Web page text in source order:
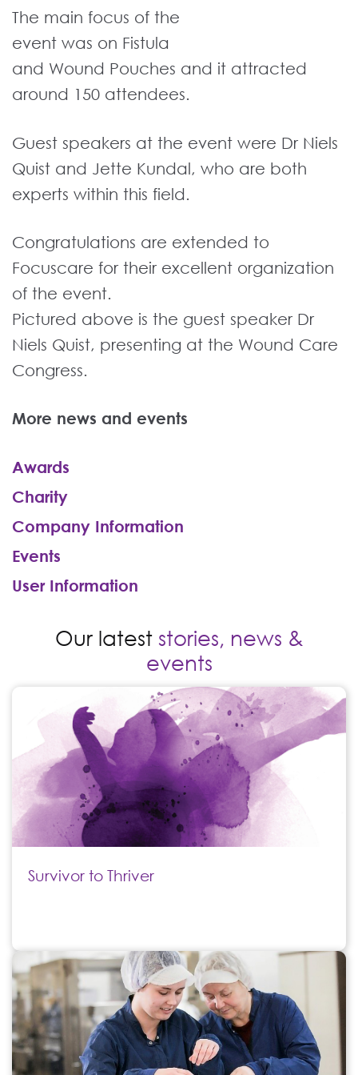
The main focus of the
event was on Fistula
and Wound Pouches and it attracted
around 150 attendees.
Guest speakers at the event were Dr Niels
Quist and Jette Kundal, who are both
experts within this field.
Congratulations are extended to
Focuscare for their excellent organization
of the event.
Pictured above is the guest speaker Dr
Niels Quist, presenting at the Wound Care
Congress.
More news and events
Awards
Charity
Company Information
Events
User Information
Our latest stories, news &
events
Survivor to Thriver